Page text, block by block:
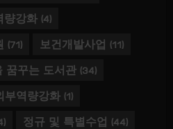
량강화 (4)
(71) 보건개발사업 (11)
꿈꾸는 도서관 (34)
부역량강화 (1)
정규 및 특별수업 (44)